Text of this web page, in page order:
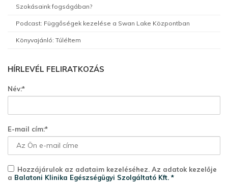
Szokásaink fogságában?
Podcast: Függőségek kezelése a Swan Lake Központban
Könyvajánló: Túléltem
HÍRLEVÉL FELIRATKOZÁS
Név:*
E-mail cím:*
Hozzájárulok az adataim kezeléséhez. Az adatok kezelője
a Balatoni Klinika Egészségügyi Szolgáltató Kft. *